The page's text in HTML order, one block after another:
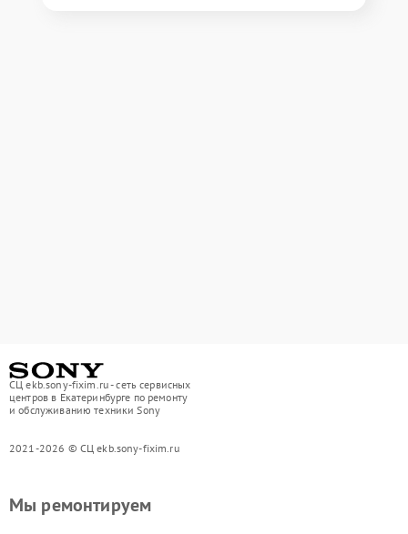
СЦ ekb.sony-fixim.ru - сеть сервисных
центров в Екатеринбурге по ремонту
и обслуживанию техники Sony
2021-2026 © СЦ ekb.sony-fixim.ru
Мы ремонтируем